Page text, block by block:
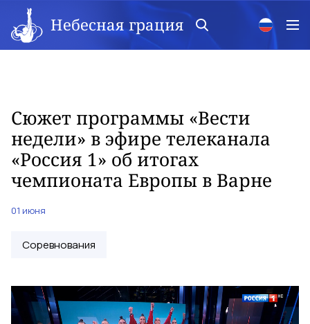
Небесная грация
Сюжет программы «Вести
недели» в эфире телеканала
«Россия 1» об итогах
чемпионата Европы в Варне
01 июня
Соревнования